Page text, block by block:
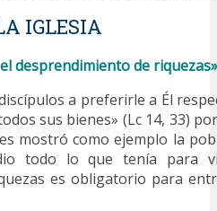
IGLESIA
desprendimiento de riquezas»
a preferirle a Él
sus bienes» (Lc 14, 33)
mostró como ejemplo la
todo lo que tenía para
es obligatorio para